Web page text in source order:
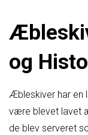
og
Æbleskiver har en
være blevet lavet
de blev serveret